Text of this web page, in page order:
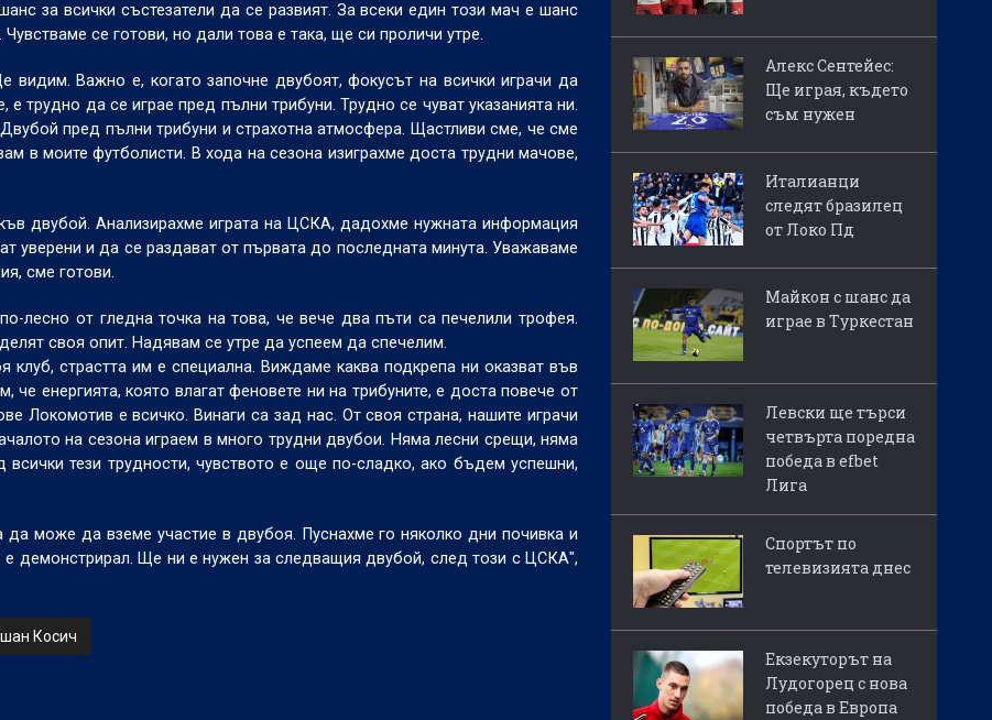
за всички състезатели да се развият. За всеки един този мач е шанс
се готови, но дали това е така, ще си проличи утре.
видим. Важно е, когато започне двубоят, фокусът на всички играчи да
трудно да се играе пред пълни трибуни. Трудно се чуват указанията ни.
пред пълни трибуни и страхотна атмосфера. Щастливи сме, че сме
в моите футболисти. В хода на сезона изиграхме доста трудни мачове,
двубой. Анализирахме играта на ЦСКА, дадохме нужната информация
уверени и да се раздават от първата до последната минута. Уважаваме
сме готови.
от гледна точка на това, че вече два пъти са печелили трофея.
своя опит. Надявам се утре да успеем да спечелим.
страстта им е специална. Виждаме каква подкрепа ни оказват във
енергията, която влагат феновете ни на трибуните, е доста повече от
Локомотив е всичко. Винаги са зад нас. От своя страна, нашите играчи
на сезона играем в много трудни двубои. Няма лесни срещи, няма
тези трудности, чувството е още по-сладко, ако бъдем успешни,
може да вземе участие в двубоя. Пуснахме го няколко дни почивка и
е демонстрирал. Ще ни е нужен за следващия двубой, след този с ЦСКА",
Косич
Алекс Сентейес:
Ще играя, където
съм нужен
Италианци
следят бразилец
от Локо Пд
Майкон с шанс да
играе в Туркестан
Левски ще търси
четвърта поредна
победа в efbet
Лига
Спортът по
телевизията днес
Екзекуторът на
Лудогорец с нова
победа в Европа